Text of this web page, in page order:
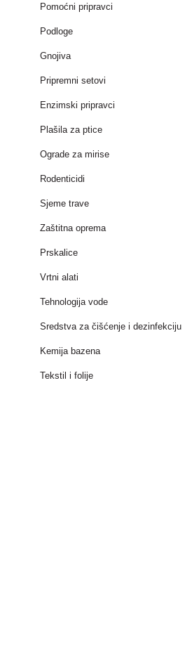
Pomoćni pripravci
Podloge
Gnojiva
Pripremni setovi
Enzimski pripravci
Plašila za ptice
Ograde za mirise
Rodenticidi
Sjeme trave
Zaštitna oprema
Prskalice
Vrtni alati
Tehnologija vode
Sredstva za čišćenje i dezinfekciju
Kemija bazena
Tekstil i folije